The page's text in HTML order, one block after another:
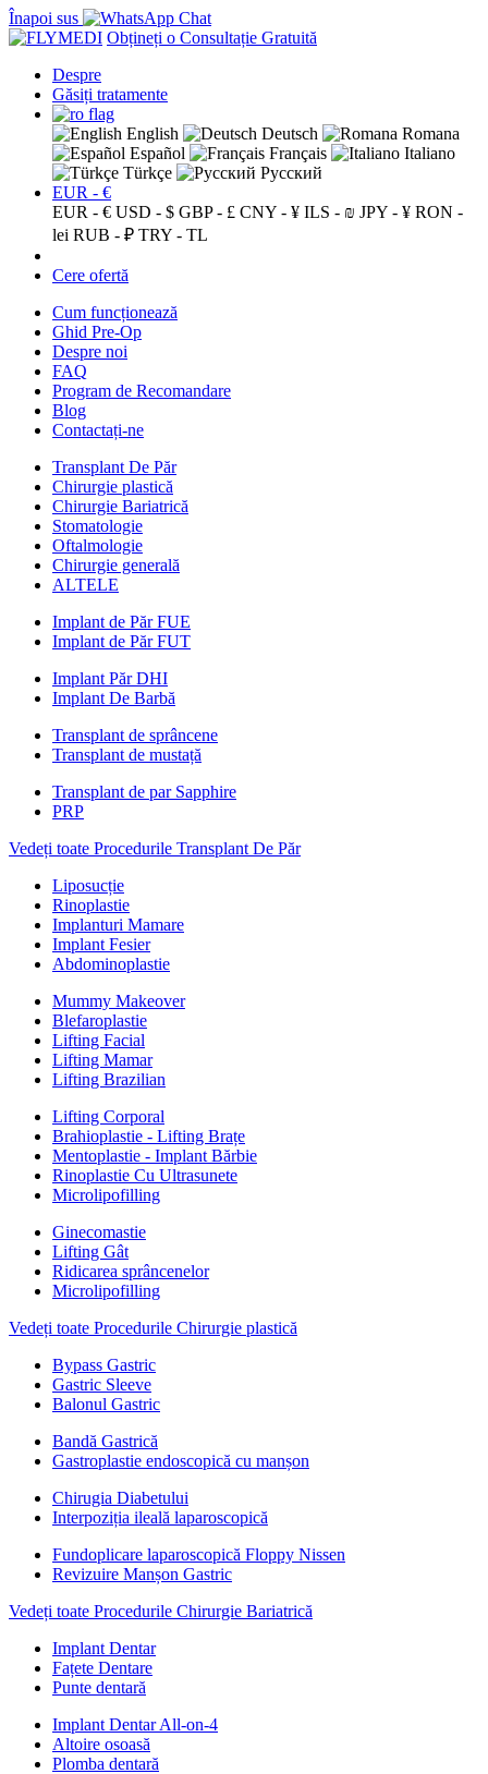
Înapoi sus
Obțineți o Consultație Gratuită
Despre
Găsiți tratamente
English Deutsch
Romana
Español
Français
Italiano
Türkçe
Русский
EUR - €
EUR - € USD - $ GBP - £ CNY - ¥ ILS - ₪ JPY - ¥ RON -
lei RUB - ₽ TRY - TL
Cere ofertă
Cum funcționează
Ghid Pre-Op
Despre noi
FAQ
Program de Recomandare
Blog
Contactați-ne
Transplant De Păr
Chirurgie plastică
Chirurgie Bariatrică
Stomatologie
Oftalmologie
Chirurgie generală
ALTELE
Implant de Păr FUE
Implant de Păr FUT
Implant Păr DHI
Implant De Barbă
Transplant de sprâncene
Transplant de mustață
Transplant de par Sapphire
PRP
Vedeți toate Procedurile Transplant De Păr
Liposucție
Rinoplastie
Implanturi Mamare
Implant Fesier
Abdominoplastie
Mummy Makeover
Blefaroplastie
Lifting Facial
Lifting Mamar
Lifting Brazilian
Lifting Corporal
Brahioplastie - Lifting Brațe
Mentoplastie - Implant Bărbie
Rinoplastie Cu Ultrasunete
Microlipofilling
Ginecomastie
Lifting Gât
Ridicarea sprâncenelor
Microlipofilling
Vedeți toate Procedurile Chirurgie plastică
Bypass Gastric
Gastric Sleeve
Balonul Gastric
Bandă Gastrică
Gastroplastie endoscopică cu manșon
Chirugia Diabetului
Interpoziția ileală laparoscopică
Fundoplicare laparoscopică Floppy Nissen
Revizuire Manșon Gastric
Vedeți toate Procedurile Chirurgie Bariatrică
Implant Dentar
Fațete Dentare
Punte dentară
Implant Dentar All-on-4
Altoire osoasă
Plomba dentară